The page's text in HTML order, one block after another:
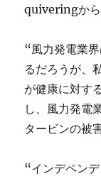
quiveringから
“風力発電業
るだろうが、
が健康に対す
し、風力発電
タービンの被
“インデペン